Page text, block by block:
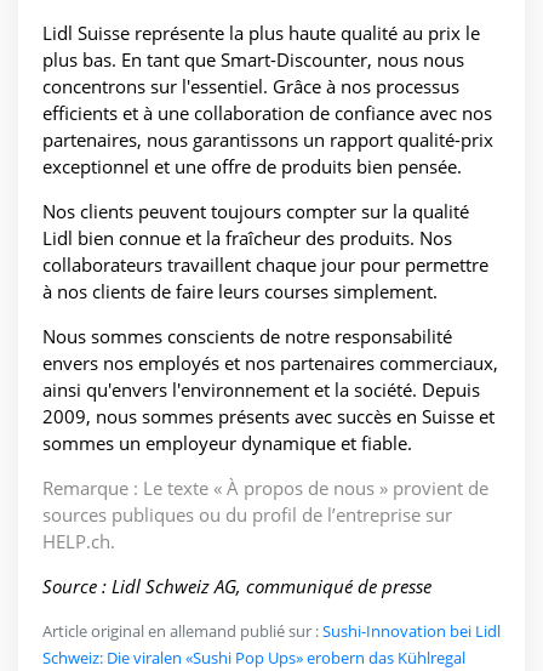
Lidl Suisse représente la plus haute qualité au prix le
plus bas. En tant que Smart-Discounter, nous nous
concentrons sur l'essentiel. Grâce à nos processus
efficients et à une collaboration de confiance avec nos
partenaires, nous garantissons un rapport qualité-prix
exceptionnel et une offre de produits bien pensée.
Nos clients peuvent toujours compter sur la qualité
Lidl bien connue et la fraîcheur des produits. Nos
collaborateurs travaillent chaque jour pour permettre
à nos clients de faire leurs courses simplement.
Nous sommes conscients de notre responsabilité
envers nos employés et nos partenaires commerciaux,
ainsi qu'envers l'environnement et la société. Depuis
2009, nous sommes présents avec succès en Suisse et
sommes un employeur dynamique et fiable.
Remarque : Le texte « À propos de nous » provient de
sources publiques ou du profil de l’entreprise sur
HELP.ch.
Source : Lidl Schweiz AG, communiqué de presse
Article original en allemand publié sur :Sushi-Innovation bei Lidl
Schweiz: Die viralen «Sushi Pop Ups» erobern das Kühlregal